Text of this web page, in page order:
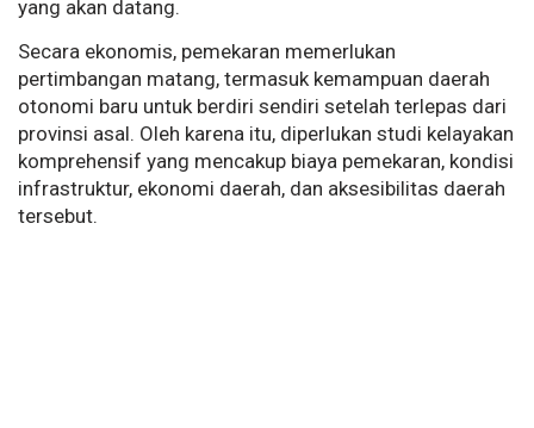
yang akan datang.
Secara ekonomis, pemekaran memerlukan
pertimbangan matang, termasuk kemampuan daerah
otonomi baru untuk berdiri sendiri setelah terlepas dari
provinsi asal. Oleh karena itu, diperlukan studi kelayakan
komprehensif yang mencakup biaya pemekaran, kondisi
infrastruktur, ekonomi daerah, dan aksesibilitas daerah
tersebut.